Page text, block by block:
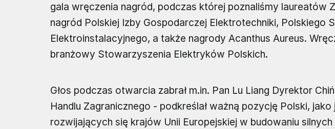
gala wręczenia nagród, podczas której poznaliśmy laureatów
nagród Polskiej Izby Gospodarczej Elektrotechniki, Polskiego
Elektroinstalacyjnego, a także nagrody Acanthus Aureus.
branżowy Stowarzyszenia Elektryków Polskich.
Głos podczas otwarcia zabrał m.in. Pan Lu Liang Dyrektor
Handlu Zagranicznego - podkreślał ważną pozycję Polski,
rozwijających się krajów Unii Europejskiej w budowaniu